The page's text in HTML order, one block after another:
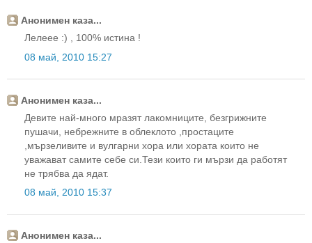
Анонимен каза...
Лелеее :) , 100% истина !
08 май, 2010 15:27
Анонимен каза...
Девите най-много мразят лакомниците, безгрижните
пушачи, небрежните в облеклото ,простаците
,мързеливите и вулгарни хора или хората които не
уважават самите себе си.Тези които ги мързи да работят
не трябва да ядат.
08 май, 2010 15:37
Анонимен каза...